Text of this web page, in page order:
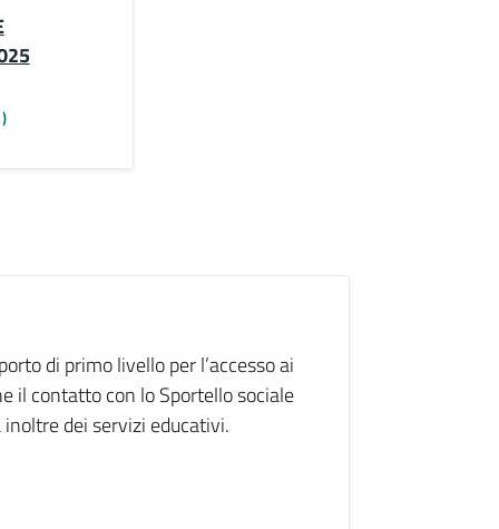
di primo livello per l’accesso ai
il contatto con lo Sportello sociale
dei servizi educativi.